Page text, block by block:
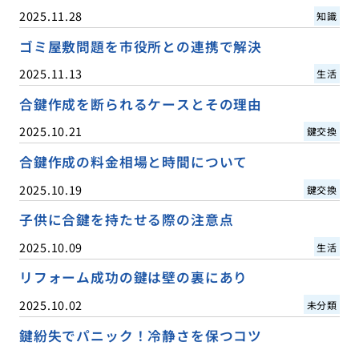
2025.11.28 知識
ゴミ屋敷問題を市役所との連携で解決
2025.11.13 生活
合鍵作成を断られるケースとその理由
2025.10.21 鍵交換
合鍵作成の料金相場と時間について
2025.10.19 鍵交換
子供に合鍵を持たせる際の注意点
2025.10.09 生活
リフォーム成功の鍵は壁の裏にあり
2025.10.02 未分類
鍵紛失でパニック！冷静さを保つコツ